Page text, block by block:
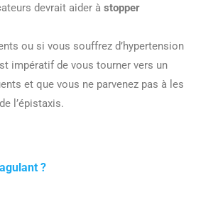
devrait aider à stopper
ou si vous souffrez d’hypertension
impératif de vous tourner vers un
et que vous ne parvenez pas à les
de l’épistaxis.
?